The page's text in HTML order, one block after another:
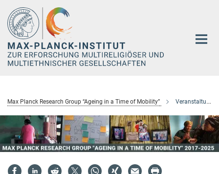
Hauptinhalt
Max Planck Research Group “Ageing in a Time of Mobility” Veranstaltungen